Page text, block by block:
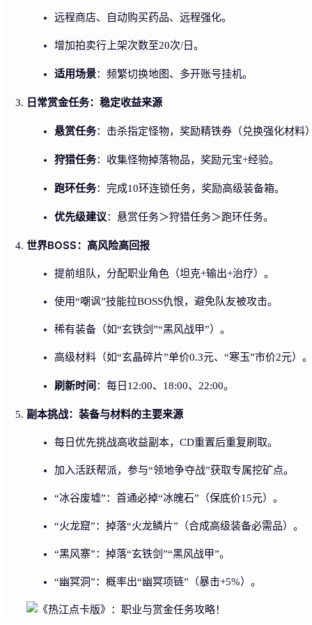
远程商店、自动购买药品、远程强化。
增加拍卖行上架次数至20次/日。
适用场景：频繁切换地图、多开账号挂机。
日常赏金任务：稳定收益来源
悬赏任务：击杀指定怪物，奖励精铁券（兑换强化材料
狩猎任务：收集怪物掉落物品，奖励元宝+经验。
跑环任务：完成10环连锁任务，奖励高级装备箱。
优先级建议：悬赏任务＞狩猎任务＞跑环任务。
世界BOSS：高风险高回报
提前组队，分配职业角色（坦克+输出+治疗）。
使用“嘲讽”技能拉BOSS仇恨，避免队友被攻击。
稀有装备（如“玄铁剑”“黑风战甲”）。
高级材料（如“玄晶碎片”单价0.3元、“寒玉”市价2元）。
刷新时间 ：每日12:00、18:00、22:00。
副本挑战：装备与材料的主要来源
每日优先挑战高收益副本，CD重置后重复刷取。
加入活跃帮派，参与“领地争夺战”获取专属挖矿点。
“冰谷废墟”：首通必掉“冰魄石”（保底价15元）。
“火龙窟”：掉落“火龙鳞片”（合成高级装备必需品）。
“黑风寨”：掉落“玄铁剑”“黑风战甲”。
“幽冥洞”：概率出“幽冥项链”（暴击+5%）。